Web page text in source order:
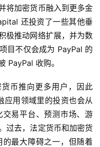
将加密货币融入到更多金
还投资了一些其他垂
极推动网络扩展，并为数
目不仅会成为 PayPal 的
PayPal 收购。
币推向更多用户，因此
用领域里的投资也会从
易平台、预测市场、游
过去，法定货币和加密货
最大障碍之一，但随着